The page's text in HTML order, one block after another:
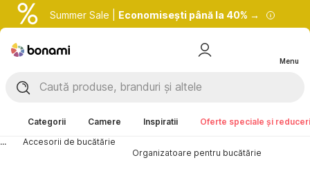
Summer Sale | Economisești până la 40% →
Menu
Categorii Camere Inspiratii
Oferte speciale și reduceri
...
Accesorii de bucătărie
Organizatoare pentru bucătărie